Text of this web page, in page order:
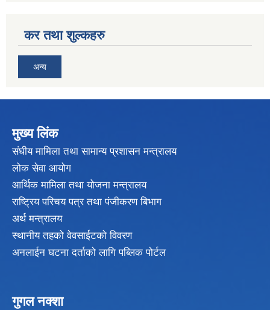
कर तथा शुल्कहरु
अन्य
मुख्य लिंक
संघीय मामिला तथा सामान्य प्रशासन मन्त्रालय
लोक सेवा आयोग
आर्थिक मामिला तथा योजना मन्त्रालय
राष्ट्रिय परिचय पत्र तथा पंजीकरण बिभाग
अर्थ मन्त्रालय
स्थानीय तहको वेवसाईटको विवरण
अनलाईन घटना दर्ताको लागि पब्लिक पोर्टल
गुगल नक्शा